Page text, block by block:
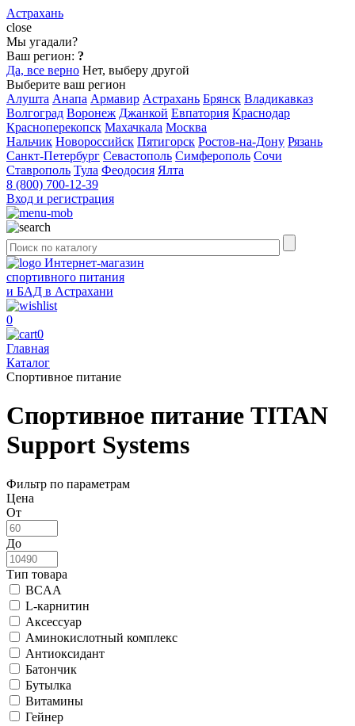
Астрахань
close
Мы угадали?
Ваш регион: ?
Да, все верно Нет, выберу другой
Выберите ваш регион
Алушта Анапа Армавир Астрахань Брянск Владикавказ
Волгоград Воронеж Джанкой Евпатория Краснодар
Красноперекопск Махачкала Москва
Нальчик Новороссийск Пятигорск Ростов-на-Дону Рязань
Санкт-Петербург Севастополь Симферополь Сочи
Ставрополь Тула Феодосия Ялта
8 (800) 700-12-39
Вход и регистрация
Интернет-магазин
спортивного питания
и БАД в Астрахани
0
0
Главная
Каталог
Спортивное питание
Спортивное питание TITAN
Support Systems
Фильтр по параметрам
Цена
От
До
Тип товара
BCAA
L-карнитин
Аксессуар
Аминокислотный комплекс
Антиоксидант
Батончик
Бутылка
Витамины
Гейнер